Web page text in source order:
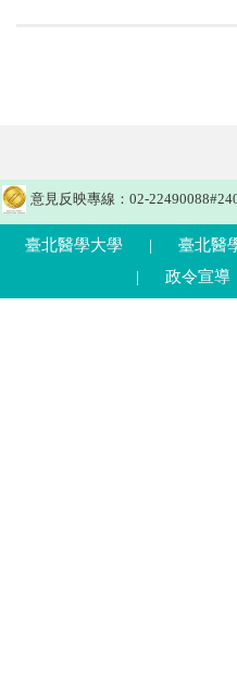
意見反映專線：02-
臺北醫學大學 | 臺北醫
|
政令宣導